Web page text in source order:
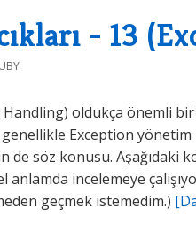
- 13
oldukça önemli bir
Exception yönetim
söz konusu. Aşağıdaki
anlamda incelemeye
geçmek istemedim.)